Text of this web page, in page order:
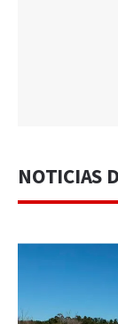
NOTICIAS